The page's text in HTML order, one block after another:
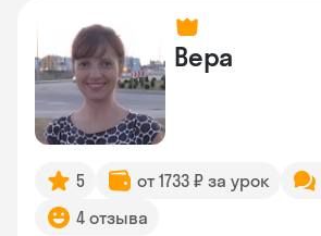
Вера
5 от 1733 ₽ за урок
4 отзыва